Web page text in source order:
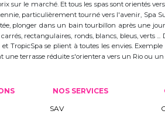
le marché. Et tous les spas sont orientés
particulièrement tourné vers l'avenir, Spa
plonger dans un bain tourbillon après une
rectangulaires, ronds, blancs, bleus, verts
TropicSpa se plient à toutes les envies.
une terrasse réduite s'orientera vers un Rio ou
NOS SERVICES
SAV